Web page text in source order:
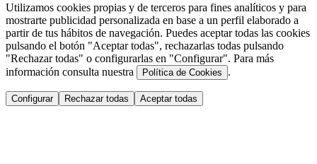
Utilizamos cookies propias y de terceros para fines analíticos y para
mostrarte publicidad personalizada en base a un perfil elaborado a
partir de tus hábitos de navegación. Puedes aceptar todas las cookies
pulsando el botón "Aceptar todas", rechazarlas todas pulsando
"Rechazar todas" o configurarlas en "Configurar". Para más
información consulta nuestra
Política de Cookies .
Configurar Rechazar todas Aceptar todas